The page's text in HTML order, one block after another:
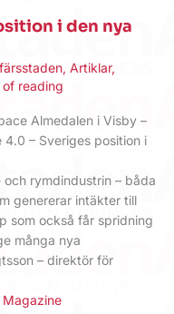
i den nya
, Artiklar,
reading
Almedalen i Visby –
– Sveriges position i
rymdindustrin – båda
genererar intäkter till
som också får spridning
många nya
– direktör för
Magazine